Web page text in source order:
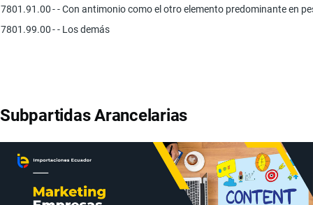
7801.91.00- - Con antimonio como el otro elemento predominante en
7801.99.00- - Los demás
Subpartidas Arancelarias